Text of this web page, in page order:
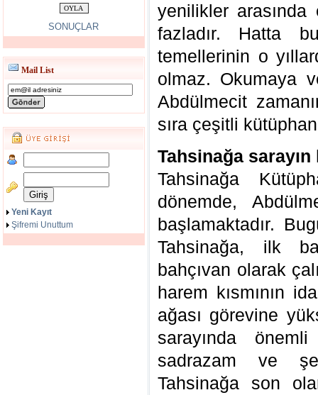
SONUÇLAR
Mail List
Yeni Kayıt
Şifremi Unuttum
yenilikler
fazladır. Hatta
temellerinin o
olmaz. Okumaya
Abdülmecit
sıra çeşitli
Tahsinağa sarayın
Tahsinağa
dönemde,
başlamaktadır.
Tahsinağa, ilk
bahçıvan olarak
harem kısmının
ağası görevine
sarayında
sadrazam ve
Tahsinağa son